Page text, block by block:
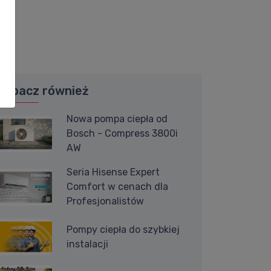
Zobacz również
Nowa pompa ciepła od
Bosch - Compress 3800i
AW
Seria Hisense Expert
Comfort w cenach dla
Profesjonalistów
Pompy ciepła do szybkiej
instalacji